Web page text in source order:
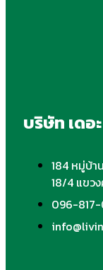
บริษัท เดอ
184 หมู่บ้
18/4 แขว
096-